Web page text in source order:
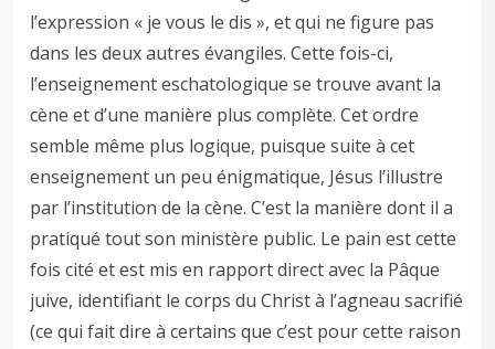
l’expression « je vous le dis », et qui ne figure pas
dans les deux autres évangiles. Cette fois-ci,
l’enseignement eschatologique se trouve avant la
cène et d’une manière plus complète. Cet ordre
semble même plus logique, puisque suite à cet
enseignement un peu énigmatique, Jésus l’illustre
par l’institution de la cène. C’est la manière dont il a
pratiqué tout son ministère public. Le pain est cette
fois cité et est mis en rapport direct avec la Pâque
juive, identifiant le corps du Christ à l’agneau sacrifié
(ce qui fait dire à certains que c’est pour cette raison